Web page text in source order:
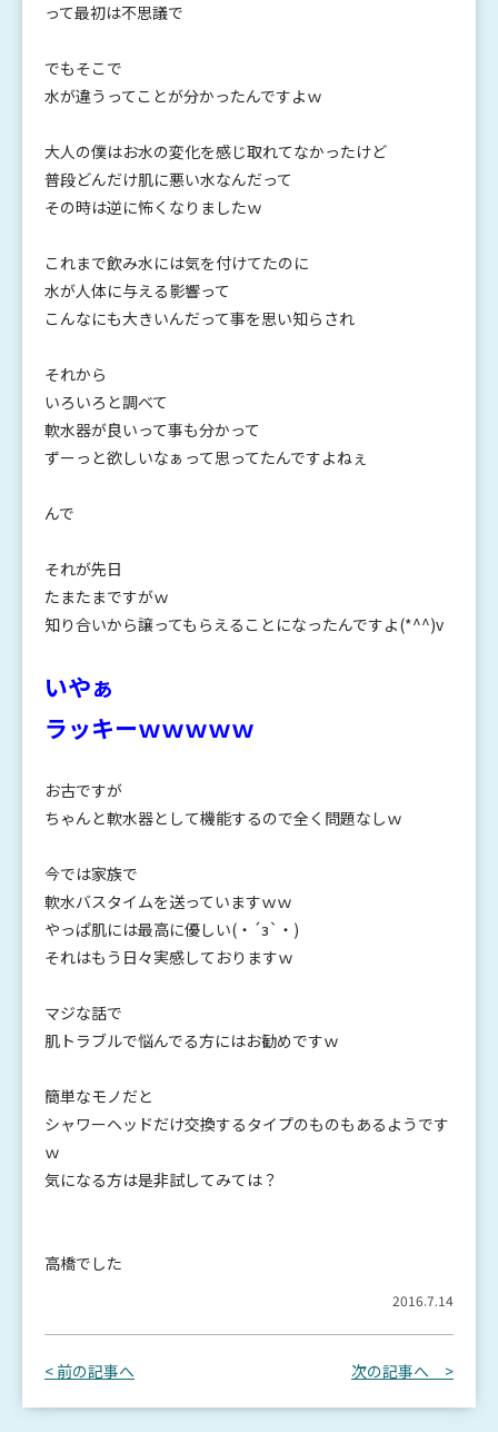
って最初は不思議で
でもそこで
水が違うってことが分かったんですよｗ
大人の僕はお水の変化を感じ取れてなかったけど
普段どんだけ肌に悪い水なんだって
その時は逆に怖くなりましたｗ
これまで飲み水には気を付けてたのに
水が人体に与える影響って
こんなにも大きいんだって事を思い知らされ
それから
いろいろと調べて
軟水器が良いって事も分かって
ずーっと欲しいなぁって思ってたんですよねぇ
んで
それが先日
たまたまですがｗ
知り合いから譲ってもらえることになったんですよ(*^^)v
いやぁ
ラッキーｗｗｗｗｗ
お古ですが
ちゃんと軟水器として機能するので全く問題なしｗ
今では家族で
軟水バスタイムを送っていますｗｗ
やっぱ肌には最高に優しい(・´з`・)
それはもう日々実感しておりますｗ
マジな話で
肌トラブルで悩んでる方にはお勧めですｗ
簡単なモノだと
シャワーヘッドだけ交換するタイプのものもあるようです
ｗ
気になる方は是非試してみては？
高橋でした
2016.7.14
< 前の記事へ 次の記事へ >